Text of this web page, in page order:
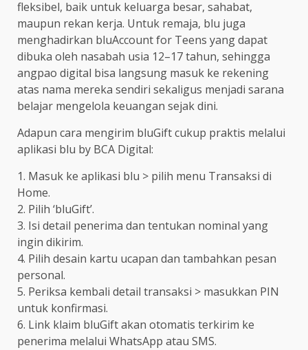
fleksibel, baik untuk keluarga besar, sahabat,
maupun rekan kerja. Untuk remaja, blu juga
menghadirkan bluAccount for Teens yang dapat
dibuka oleh nasabah usia 12–17 tahun, sehingga
angpao digital bisa langsung masuk ke rekening
atas nama mereka sendiri sekaligus menjadi sarana
belajar mengelola keuangan sejak dini.
Adapun cara mengirim bluGift cukup praktis melalui
aplikasi blu by BCA Digital:
1. Masuk ke aplikasi blu > pilih menu Transaksi di
Home.
2. Pilih ‘bluGift’.
3. Isi detail penerima dan tentukan nominal yang
ingin dikirim.
4. Pilih desain kartu ucapan dan tambahkan pesan
personal.
5. Periksa kembali detail transaksi > masukkan PIN
untuk konfirmasi.
6. Link klaim bluGift akan otomatis terkirim ke
penerima melalui WhatsApp atau SMS.